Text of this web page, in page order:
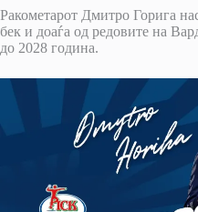
Ракометарот Дмитро Горига
бек и доаѓа од редовите на
до 2028 година.